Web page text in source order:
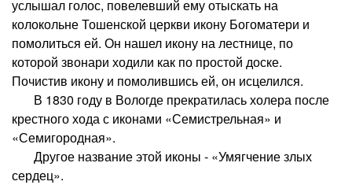
услышал голос, повелевший ему отыскать на
колокольне Тошенской церкви икону Богоматери и
помолиться ей. Он нашел икону на лестнице, по
которой звонари ходили как по простой доске.
Почистив икону и помолившись ей, он исцелился.
В 1830 году в Вологде прекратилась холера после
крестного хода с иконами «Семистрельная» и
«Семигородная».
Другое название этой иконы - «Умягчение злых
сердец».